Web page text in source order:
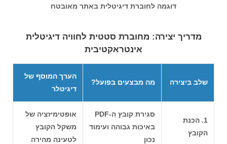
דוגמה לחוברת דיגיטלית באתר מאובטח
מדריך יצירה: מחוברת סטטית לחוויה דיגיטלית
אינטראקטיבית
שלב ביצירה מה מבצעים בפועל?
הערך המוסף של
דיגיטלר
1. הכנת
הקובץ
סגירת קובץ ה-PDF
באיכות גבוהה ועימוד
נכון
אופטימיזציה של
משקל הקובץ
לטעינה מהירה